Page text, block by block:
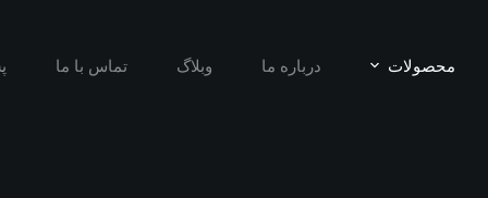
محصولات درباره ما وبلاگ تماس با ما